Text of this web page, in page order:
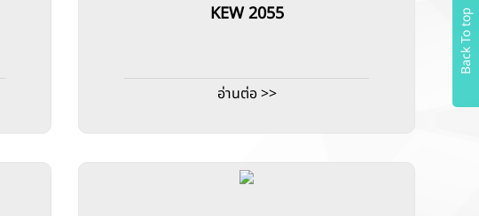
KEW 2055
อ่านต่อ >>
Back To top